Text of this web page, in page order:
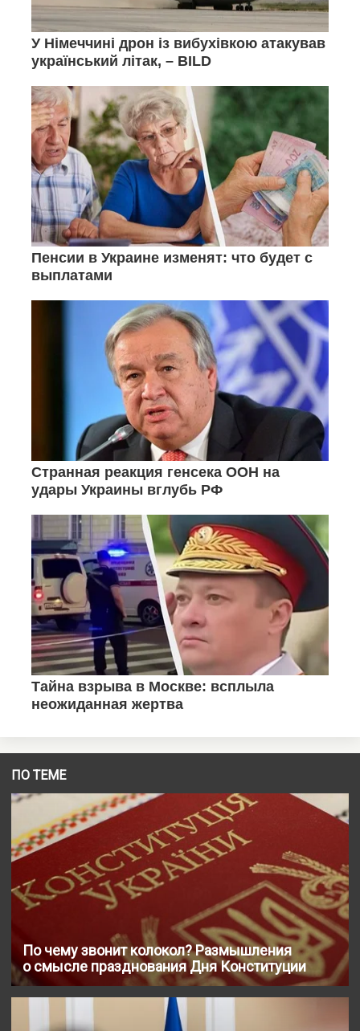
ПО ТЕМЕ
По чему звонит колокол? Размышления
о смысле празднования Дня Конституции